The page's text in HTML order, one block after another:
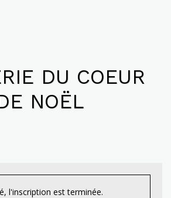
DU COEUR
NOËL
l'inscription est terminée.